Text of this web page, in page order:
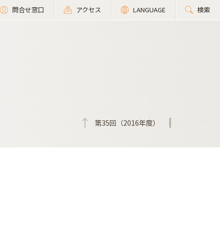
問合せ窓口 アクセス LANGUAGE 検索
第35回（2016年度）